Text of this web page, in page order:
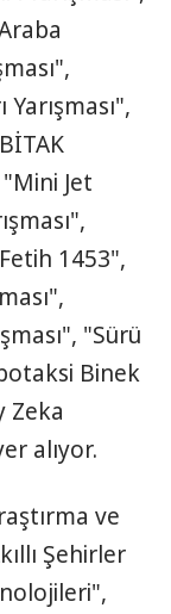
Jet
1453",
"Sürü
Binek
Zeka
alıyor.
ve
Şehirler